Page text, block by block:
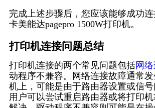
完成上述步骤后，您应该能够成功
卡美能达pagepro 1500W打印机。
打印机连接问题总结
打印机连接的两个常见问题包括网
动程序不兼容。网络连接故障通常
机上，可能是由于路由器设置或信号
用户可以尝试重启路由器或将打印